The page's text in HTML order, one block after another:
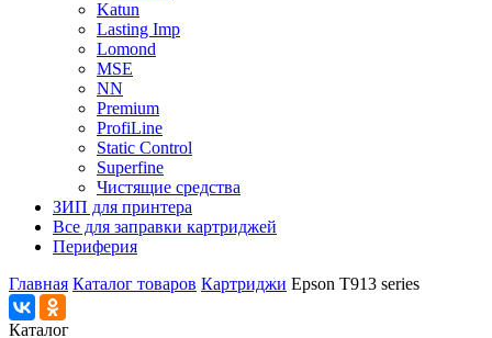
Katun
Lasting Imp
Lomond
MSE
NN
Premium
ProfiLine
Static Control
Superfine
Чистящие средства
ЗИП для принтера
Все для заправки картриджей
Периферия
Главная Каталог товаров Картриджи Epson T913 series
Каталог